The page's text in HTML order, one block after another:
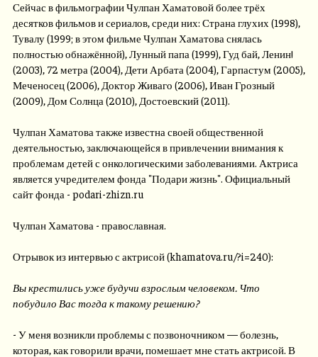
Сейчас в фильмографии Чулпан Хаматовой более трёх
десятков фильмов и сериалов, среди них: Страна глухих (1998),
Тувалу (1999; в этом фильме Чулпан Хаматова снялась
полностью обнажённой), Лунный папа (1999), Гуд бай, Ленин!
(2003), 72 метра (2004), Дети Арбата (2004), Гарпастум (2005),
Меченосец (2006), Доктор Живаго (2006), Иван Грозный
(2009), Дом Солнца (2010), Достоевский (2011).
Чулпан Хаматова также известна своей общественной
деятельностью, заключающейся в привлечении внимания к
проблемам детей с онкологическими заболеваниями. Актриса
является учредителем фонда "Подари жизнь". Официальный
сайт фонда - podari-zhizn.ru
Чулпан Хаматова - православная.
Отрывок из интервью с актрисой (khamatova.ru/?i=240):
Вы крестились уже будучи взрослым человеком. Что
побудило Вас тогда к такому решению?
- У меня возникли проблемы с позвоночником — болезнь,
которая, как говорили врачи, помешает мне стать актрисой. В